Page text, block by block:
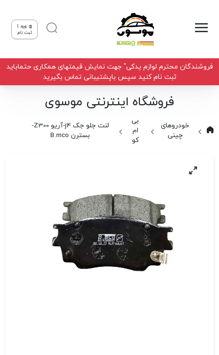
ورود |
ثبت نام
فروشندگان محترم لوازم یدکی" جهت نمایش قیمتهای همکاری حتماباید
ثبت نام کنید سپس باپشتیبانی تماس بگیرید
فروشگاه اینترنتی موسوی
خودروهای
چینی
بی
ام
کو
لنت جلو جک j4-آریو Z300-
بسترن B.mco